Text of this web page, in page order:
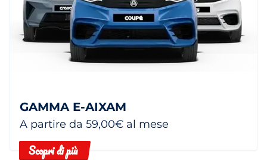
GAMMA E-AIXAM
A partire da 59,00€ al mese
Scopri di più